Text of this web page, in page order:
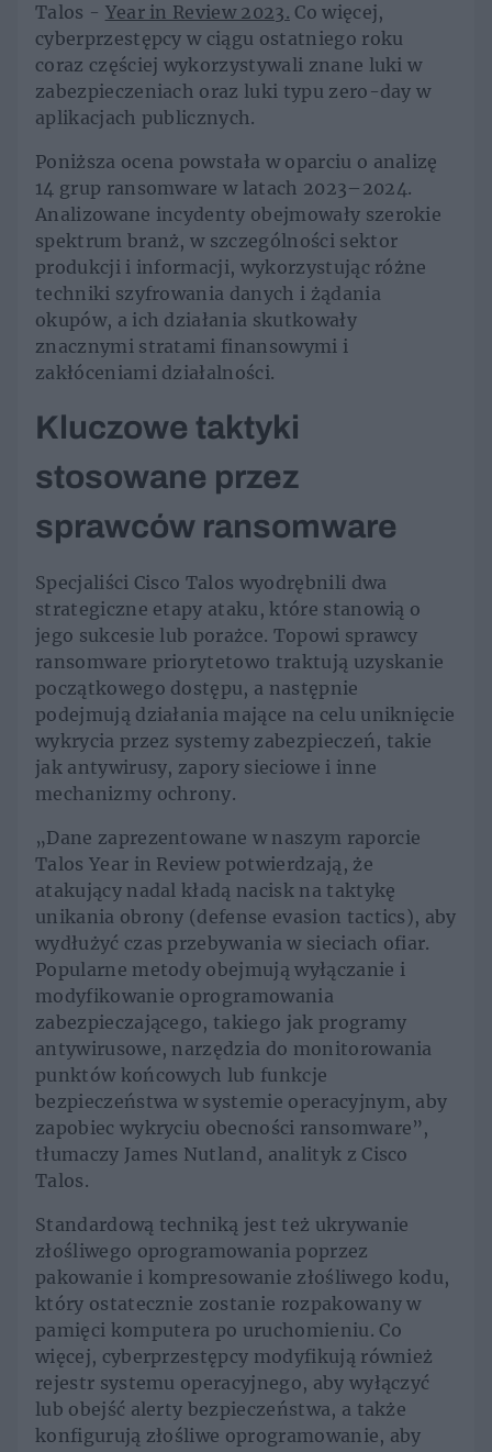
Talos - Year in Review 2023. Co więcej,
cyberprzestępcy w ciągu ostatniego roku
coraz częściej wykorzystywali znane luki w
zabezpieczeniach oraz luki typu zero-day w
aplikacjach publicznych.
Poniższa ocena powstała w oparciu o analizę
14 grup ransomware w latach 2023–2024.
Analizowane incydenty obejmowały szerokie
spektrum branż, w szczególności sektor
produkcji i informacji, wykorzystując różne
techniki szyfrowania danych i żądania
okupów, a ich działania skutkowały
znacznymi stratami finansowymi i
zakłóceniami działalności.
Kluczowe taktyki
stosowane przez
sprawców ransomware
Specjaliści Cisco Talos wyodrębnili dwa
strategiczne etapy ataku, które stanowią o
jego sukcesie lub porażce. Topowi sprawcy
ransomware priorytetowo traktują uzyskanie
początkowego dostępu, a następnie
podejmują działania mające na celu uniknięcie
wykrycia przez systemy zabezpieczeń, takie
jak antywirusy, zapory sieciowe i inne
mechanizmy ochrony.
„Dane zaprezentowane w naszym raporcie
Talos Year in Review potwierdzają, że
atakujący nadal kładą nacisk na taktykę
unikania obrony (defense evasion tactics), aby
wydłużyć czas przebywania w sieciach ofiar.
Popularne metody obejmują wyłączanie i
modyfikowanie oprogramowania
zabezpieczającego, takiego jak programy
antywirusowe, narzędzia do monitorowania
punktów końcowych lub funkcje
bezpieczeństwa w systemie operacyjnym, aby
zapobiec wykryciu obecności ransomware”,
tłumaczy James Nutland, analityk z Cisco
Talos.
Standardową techniką jest też ukrywanie
złośliwego oprogramowania poprzez
pakowanie i kompresowanie złośliwego kodu,
który ostatecznie zostanie rozpakowany w
pamięci komputera po uruchomieniu. Co
więcej, cyberprzestępcy modyfikują również
rejestr systemu operacyjnego, aby wyłączyć
lub obejść alerty bezpieczeństwa, a także
konfigurują złośliwe oprogramowanie, aby